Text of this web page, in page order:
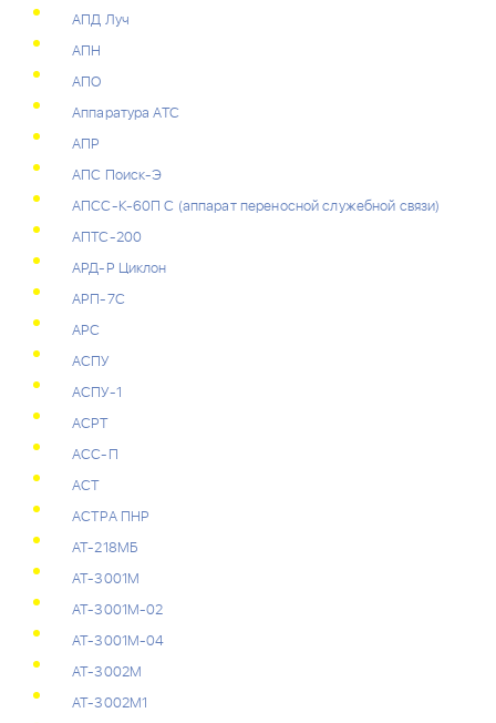
АПД Луч
АПН
АПО
Аппаратура АТС
АПР
АПС Поиск-Э
АПСС-К-60П С (аппарат переносной служебной связи)
АПТС-200
АРД-Р Циклон
АРП-7С
АРС
АСПУ
АСПУ-1
АСРТ
АСС-П
АСТ
АСТРА ПНР
АТ-218МБ
АТ-3001М
АТ-3001М-02
АТ-3001М-04
АТ-3002М
АТ-3002М1